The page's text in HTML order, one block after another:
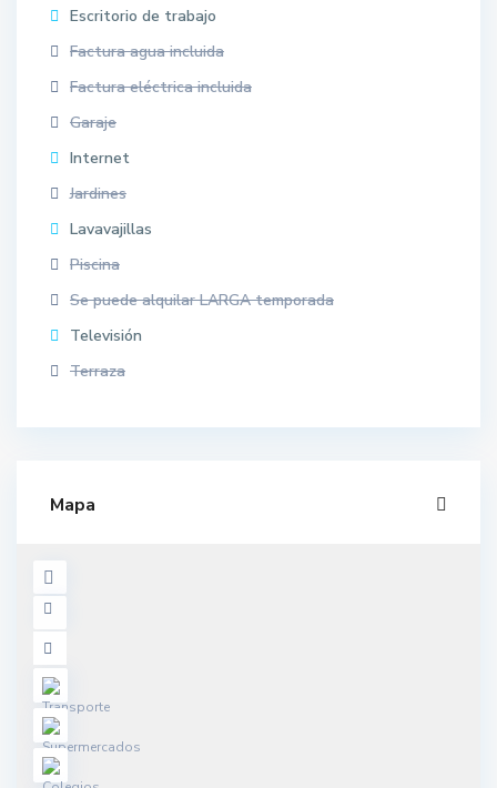
Escritorio de trabajo
Factura agua incluida
Factura eléctrica incluida
Garaje
Internet
Jardines
Lavavajillas
Piscina
Se puede alquilar LARGA temporada
Televisión
Terraza
Mapa